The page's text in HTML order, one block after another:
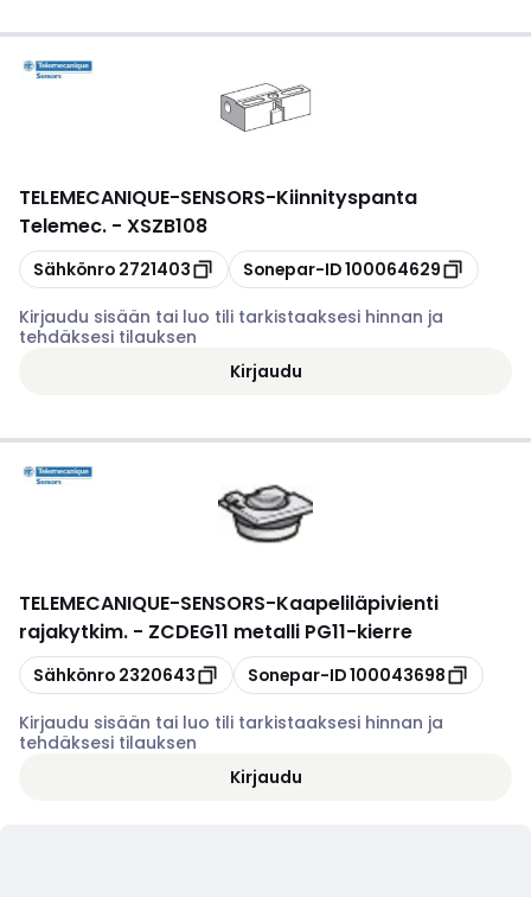
TELEMECANIQUE-SENSORS-Kiinnityspanta
Telemec. - XSZB108
Kopioi
Sähkönro 2721403 Kopioi
Sonepar-ID100064629
Kirjaudu sisään tai luo tili tarkistaaksesi hinnan ja
tehdäksesi tilauksen
Kirjaudu
TELEMECANIQUE-SENSORS-Kaapeliläpivienti
rajakytkim. - ZCDEG11 metalli PG11-kierre
Kopioi
Sähkönro 2320643 Kopioi
Sonepar-ID100043698
Kirjaudu sisään tai luo tili tarkistaaksesi hinnan ja
tehdäksesi tilauksen
Kirjaudu